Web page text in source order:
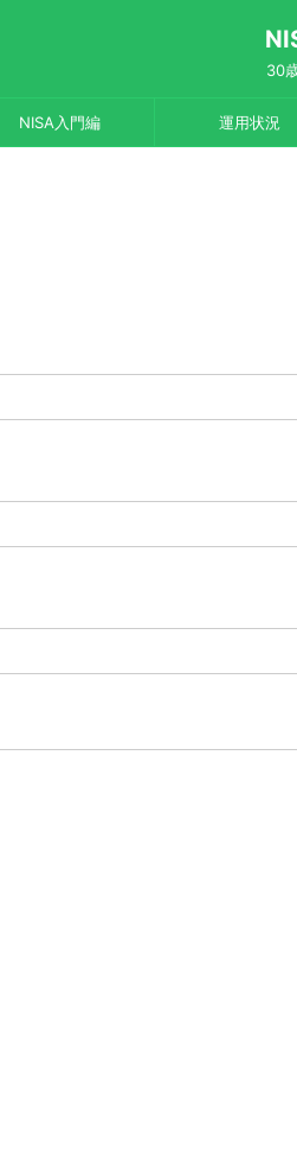
30
NISA入門編 運用状況